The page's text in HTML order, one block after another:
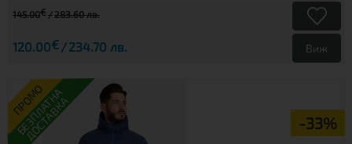
145.00€ 283.60 лв.
120.00€ 234.70 лв. Виж
ПРОМО
-33%
БЕЗПЛАТНА
ДОСТАВКА